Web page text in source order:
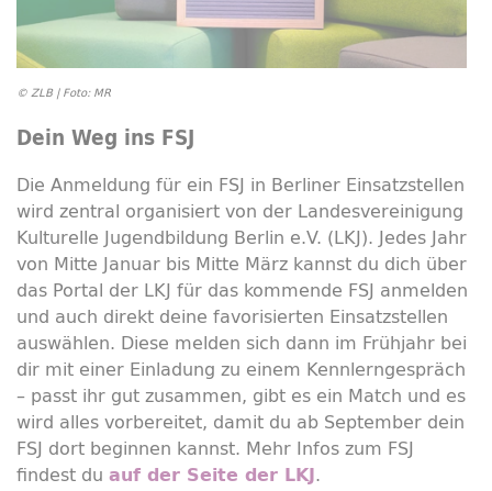
© ZLB | Foto: MR
Dein Weg ins FSJ
Die Anmeldung für ein FSJ in Berliner Einsatzstellen
wird zentral organisiert von der Landesvereinigung
Kulturelle Jugendbildung Berlin e.V. (LKJ). Jedes Jahr
von Mitte Januar bis Mitte März kannst du dich über
das Portal der LKJ für das kommende FSJ anmelden
und auch direkt deine favorisierten Einsatzstellen
auswählen. Diese melden sich dann im Frühjahr bei
dir mit einer Einladung zu einem Kennlerngespräch
– passt ihr gut zusammen, gibt es ein Match und es
wird alles vorbereitet, damit du ab September dein
FSJ dort beginnen kannst. Mehr Infos zum FSJ
findest du auf der Seite der LKJ.